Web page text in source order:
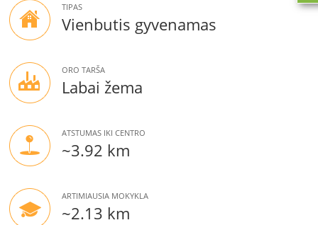
TIPAS
Vienbutis gyvenamas
ORO TARŠA
Labai žema
ATSTUMAS IKI CENTRO
~3.92 km
ARTIMIAUSIA MOKYKLA
~2.13 km